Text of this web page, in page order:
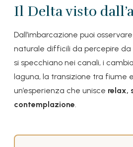
Il Delta visto
Dall’imbarcazione puoi
naturale difficili da percepire da
si specchiano nei canali, i
laguna, la transizione tra fiume
un’esperienza che unisce relax,
contemplazione.